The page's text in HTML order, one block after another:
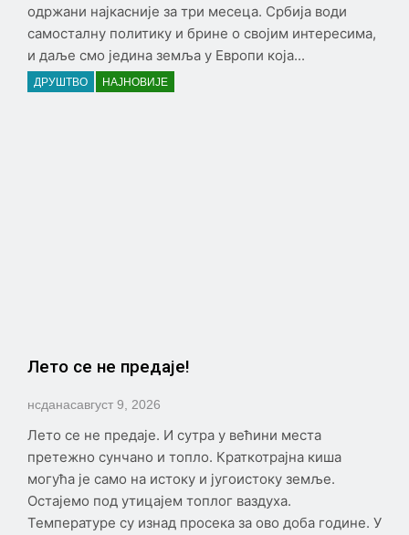
одржани најкасније за три месеца. Србија води
самосталну политику и брине о својим интересима,
и даље смо једина земља у Европи која...
ДРУШТВО НАЈНОВИЈЕ
Лето се не предаје!
нсданасавгуст 9, 2026
Лето се не предаје. И сутра у већини места
претежно сунчано и топло. Краткотрајна киша
могућа је само на истоку и југоистоку земље.
Остајемо под утицајем топлог ваздуха.
Температуре су изнад просека за ово доба године. У